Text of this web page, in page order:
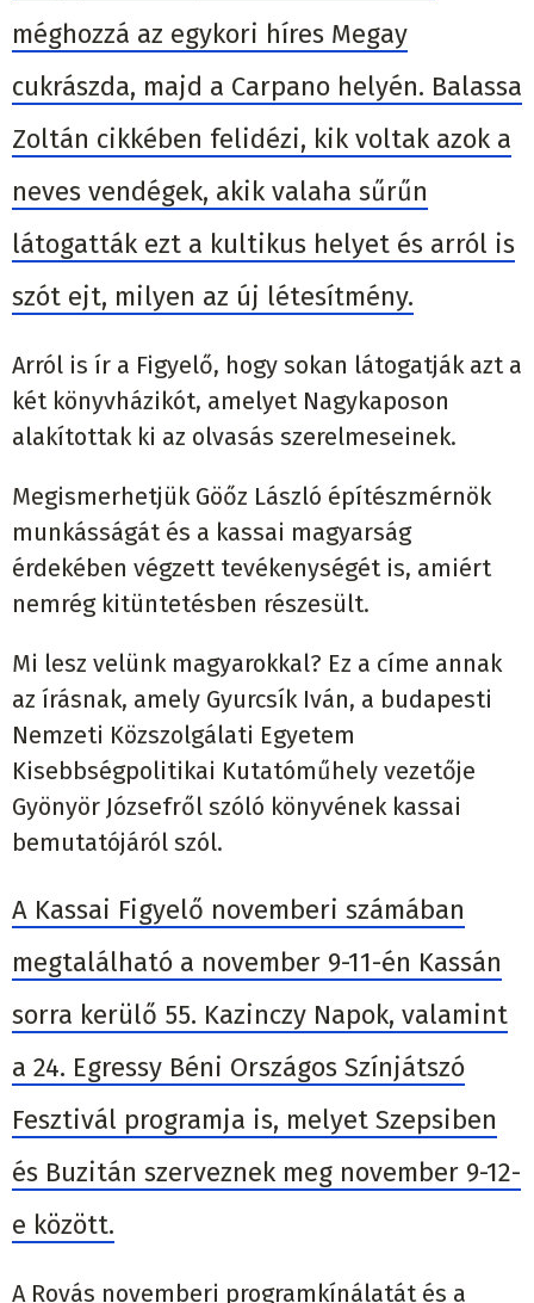
méghozzá az egykori híres Megay
cukrászda, majd a Carpano helyén. Balassa
Zoltán cikkében felidézi, kik voltak azok a
neves vendégek, akik valaha sűrűn
látogatták ezt a kultikus helyet és arról is
szót ejt, milyen az új létesítmény.
Arról is ír a Figyelő, hogy sokan látogatják azt a
két könyvházikót, amelyet Nagykaposon
alakítottak ki az olvasás szerelmeseinek.
Megismerhetjük Göőz László építészmérnök
munkásságát és a kassai magyarság
érdekében végzett tevékenységét is, amiért
nemrég kitüntetésben részesült.
Mi lesz velünk magyarokkal? Ez a címe annak
az írásnak, amely Gyurcsík Iván, a budapesti
Nemzeti Közszolgálati Egyetem
Kisebbségpolitikai Kutatóműhely vezetője
Gyönyör Józsefről szóló könyvének kassai
bemutatójáról szól.
A Kassai Figyelő novemberi számában
megtalálható a november 9-11-én Kassán
sorra kerülő 55. Kazinczy Napok, valamint
a 24. Egressy Béni Országos Színjátszó
Fesztivál programja is, melyet Szepsiben
és Buzitán szerveznek meg november 9-12-
e között.
A Rovás novemberi programkínálatát és a